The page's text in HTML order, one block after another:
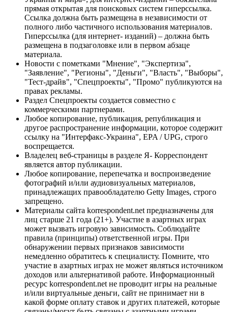
прямая открытая для поисковых систем гиперссылка.
Ссылка должна быть размещена в независимости от
полного либо частичного использования материалов.
Гиперссылка (для интернет- изданий) – должна быть
размещена в подзаголовке или в первом абзаце
материала.
Новости с пометками "Мнение", "Экспертиза",
"Заявление", "Регионы", "Деньги", "Власть", "Выборы",
"Тест-драйв", "Спецпроекты", "Промо" публикуются на
правах рекламы.
Раздел Спецпроекты создается совместно с
коммерческими партнерами.
Любое копирование, публикация, републикация и
другое распространение информации, которое содержит
ссылку на "Интерфакс-Украина", EPA / UPG, строго
воспрещается.
Владелец веб-страницы в разделе Я- Корреспондент
является автор публикации.
Любое копирование, перепечатка и воспроизведение
фотографий и/или аудиовизуальных материалов,
принадлежащих правообладателю Getty Images, строго
запрещено.
Материалы сайта korrespondent.net предназначены для
лиц старше 21 года (21+). Участие в азартных играх
может вызвать игровую зависимость. Соблюдайте
правила (принципы) ответственной игры. При
обнаружении первых признаков зависимости
немедленно обратитесь к специалисту. Помните, что
участие в азартных играх не может являться источником
доходов или альтернативой работе. Информационный
ресурс korrespondent.net не проводит игры на реальные
и/или виртуальные деньги, сайт не принимает ни в
какой форме оплату ставок и других платежей, которые